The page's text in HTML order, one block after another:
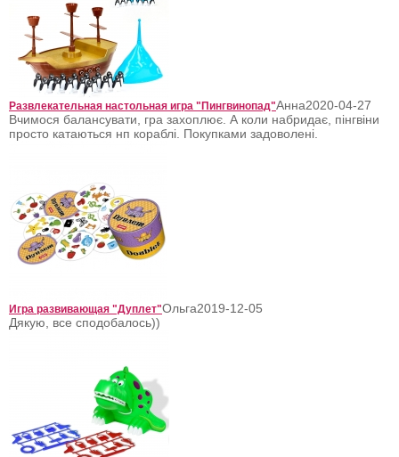
Развлекательная настольная игра "Пингвинопад"Анна2020-04-27
Вчимося балансувати, гра захоплює. А коли набридає, пінгвіни
просто катаються нп кораблі. Покупками задоволені.
Игра развивающая "Дуплет"Ольга2019-12-05
Дякую, все сподобалось))